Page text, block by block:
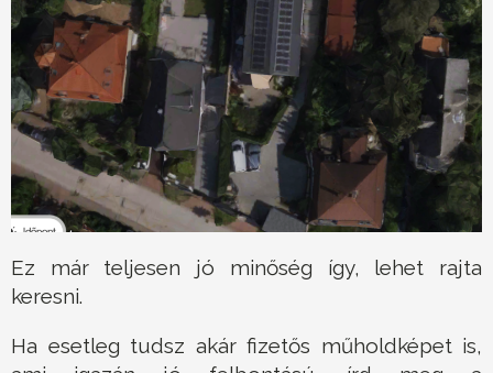
Ez már teljesen jó minőség így, lehet rajta
keresni.
Ha esetleg tudsz akár fizetős műholdképet is,